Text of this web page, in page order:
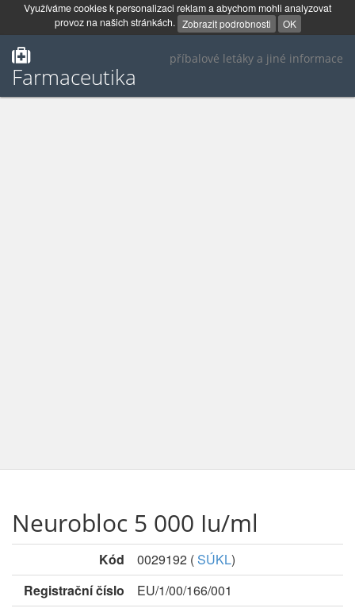
Využíváme cookies k personalizaci reklam a abychom mohli analyzovat
provoz na našich stránkách. Zobrazit podrobnosti OK
příbalové letáky a jiné informace
Farmaceutika
Neurobloc 5 000 Iu/ml
Kód 0029192 (SÚKL)
Registrační číslo
EU/1/00/166/001